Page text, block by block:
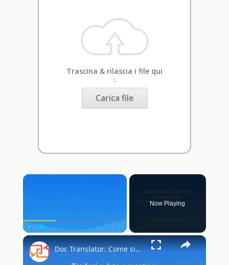
Trascina & rilascia i file qui
o
Carica file
×
Play Unmute Fullscreen
Now Playing
×
Doc Translator: Come si usa il traduttore di documenti?